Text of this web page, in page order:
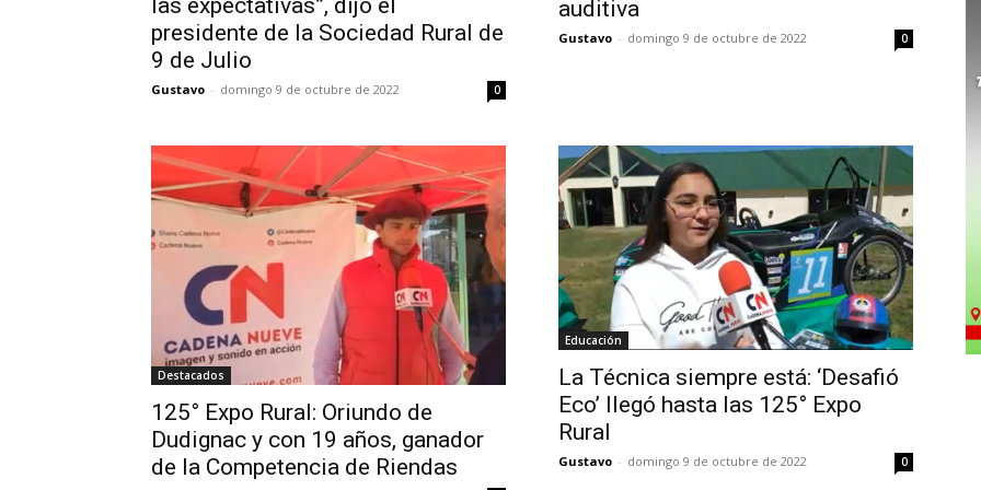
las expectativas”, dijo el
presidente de la Sociedad Rural de
9 de Julio
Gustavo - domingo 9 de octubre de 2022 0
auditiva
Gustavo - domingo 9 de octubre de 2022 0
Destacados
125° Expo Rural: Oriundo de
Dudignac y con 19 años, ganador
de la Competencia de Riendas
Educación
La Técnica siempre está: ‘Desafió
Eco’ llegó hasta las 125° Expo
Rural
Gustavo - domingo 9 de octubre de 2022 0